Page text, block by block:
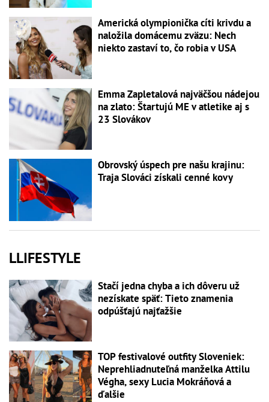
Americká olympionička cíti krivdu a
naložila domácemu zväzu: Nech
niekto zastaví to, čo robia v USA
Emma Zapletalová najväčšou nádejou
na zlato: Štartujú ME v atletike aj s
23 Slovákov
Obrovský úspech pre našu krajinu:
Traja Slováci získali cenné kovy
LLIFESTYLE
Stačí jedna chyba a ich dôveru už
nezískate späť: Tieto znamenia
odpúšťajú najťažšie
TOP festivalové outfity Sloveniek:
Neprehliadnuteľná manželka Attilu
Végha, sexy Lucia Mokráňová a
ďalšie